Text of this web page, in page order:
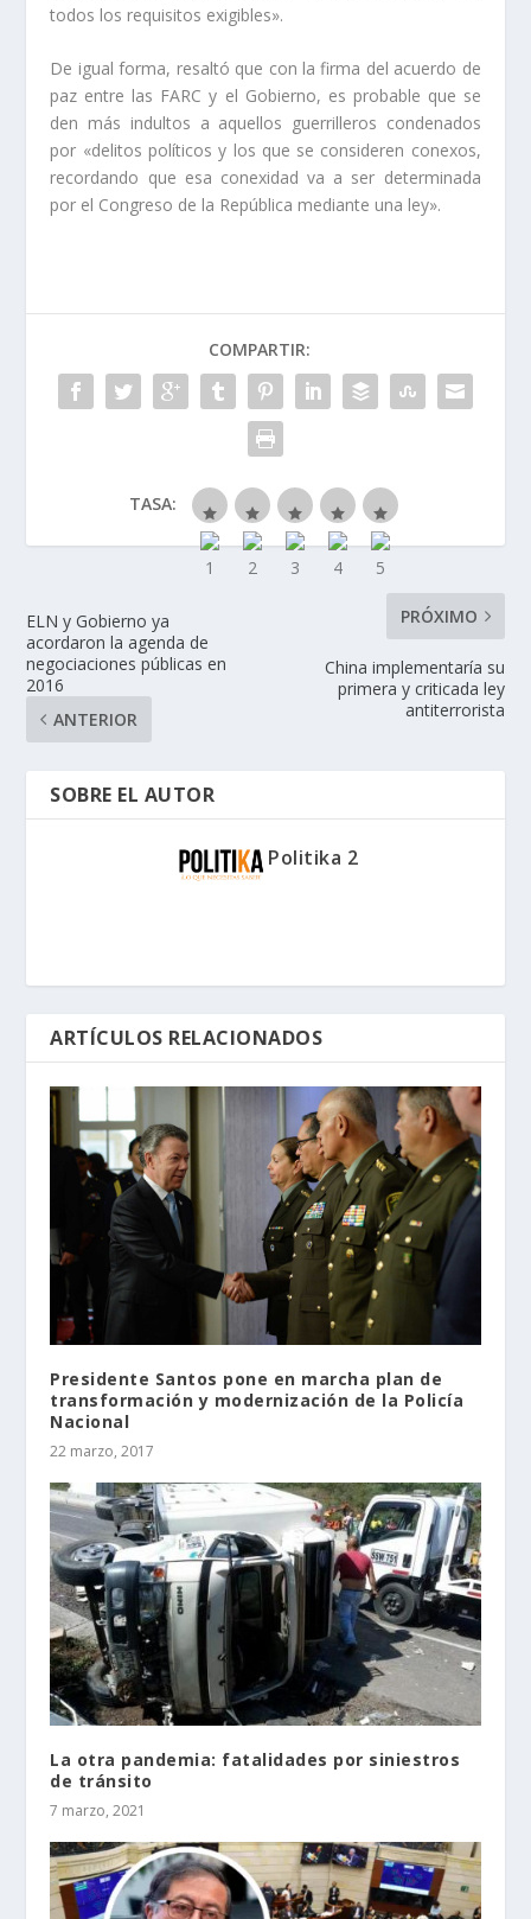
todos los requisitos exigibles».
De igual forma, resaltó que con la firma del acuerdo de
paz entre las FARC y el Gobierno, es probable que se
den más indultos a aquellos guerrilleros condenados
por «delitos políticos y los que se consideren conexos,
recordando que esa conexidad va a ser determinada
por el Congreso de la República mediante una ley».
COMPARTIR:
TASA:
ELN y Gobierno ya
acordaron la agenda de
negociaciones públicas en
2016
ANTERIOR
PRÓXIMO
China implementaría su
primera y criticada ley
antiterrorista
SOBRE EL AUTOR
Politika 2
ARTÍCULOS RELACIONADOS
Presidente Santos pone en marcha plan de
transformación y modernización de la Policía
Nacional
22 marzo, 2017
La otra pandemia: fatalidades por siniestros
de tránsito
7 marzo, 2021